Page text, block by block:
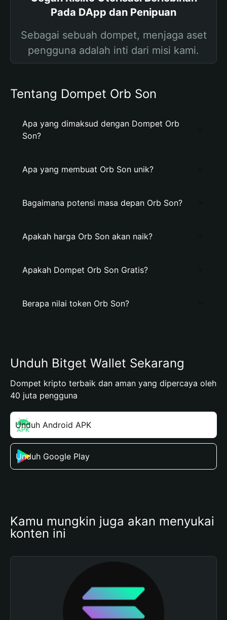
Pada DApp dan Penipuan
Sebagai sebuah dompet, menjaga aset
pengguna adalah inti dari misi kami.
Tentang Dompet Orb Son
Apa yang dimaksud dengan Dompet Orb
Son?
Apa yang membuat Orb Son unik?
Bagaimana potensi masa depan Orb Son?
Apakah harga Orb Son akan naik?
Apakah Dompet Orb Son Gratis?
Berapa nilai token Orb Son?
Unduh Bitget Wallet Sekarang
Dompet kripto terbaik dan aman yang dipercaya oleh
40 juta pengguna
Unduh Android APK
Unduh Google Play
Kamu mungkin juga akan menyukai
konten ini